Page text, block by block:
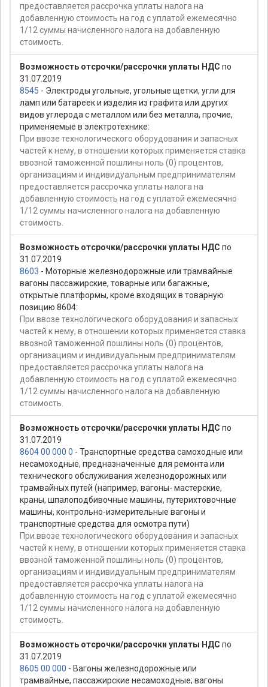
предоставляется рассрочка уплаты налога на
добавленную стоимость на год с уплатой ежемесячно
1/12 суммы начисленного налога на добавленную
стоимость.
Возможность отсрочки/рассрочки уплаты НДС по
31.07.2019
8545 - Электроды угольные, угольные щетки, угли для
ламп или батареек и изделия из графита или других
видов углерода с металлом или без металла, прочие,
применяемые в электротехнике:
При ввозе технологического оборудования и запасных
частей к нему, в отношении которых применяется ставка
ввозной таможенной пошлины ноль (0) процентов,
организациям и индивидуальным предпринимателям
предоставляется рассрочка уплаты налога на
добавленную стоимость на год с уплатой ежемесячно
1/12 суммы начисленного налога на добавленную
стоимость.
Возможность отсрочки/рассрочки уплаты НДС по
31.07.2019
8603 - Моторные железнодорожные или трамвайные
вагоны пассажирские, товарные или багажные,
открытые платформы, кроме входящих в товарную
позицию 8604:
При ввозе технологического оборудования и запасных
частей к нему, в отношении которых применяется ставка
ввозной таможенной пошлины ноль (0) процентов,
организациям и индивидуальным предпринимателям
предоставляется рассрочка уплаты налога на
добавленную стоимость на год с уплатой ежемесячно
1/12 суммы начисленного налога на добавленную
стоимость.
Возможность отсрочки/рассрочки уплаты НДС по
31.07.2019
8604 00 000 0 - Транспортные средства самоходные или
несамоходные, предназначенные для ремонта или
технического обслуживания железнодорожных или
трамвайных путей (например, вагоны- мастерские,
краны, шпалоподбивочные машины, путерихтовочные
машины, контрольно-измерительные вагоны и
транспортные средства для осмотра пути)
При ввозе технологического оборудования и запасных
частей к нему, в отношении которых применяется ставка
ввозной таможенной пошлины ноль (0) процентов,
организациям и индивидуальным предпринимателям
предоставляется рассрочка уплаты налога на
добавленную стоимость на год с уплатой ежемесячно
1/12 суммы начисленного налога на добавленную
стоимость.
Возможность отсрочки/рассрочки уплаты НДС по
31.07.2019
8605 00 000 - Вагоны железнодорожные или
трамвайные, пассажирские несамоходные; вагоны